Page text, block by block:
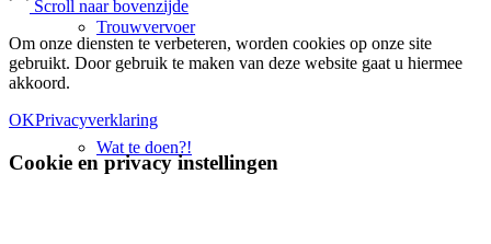
Trouwvervoer
Wat te doen?!
Scroll naar bovenzijde
Om onze diensten te verbeteren, worden cookies op onze site
gebruikt. Door gebruik te maken van deze website gaat u hiermee
akkoord.
OKPrivacyverklaring
Cookie en privacy instellingen